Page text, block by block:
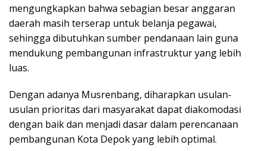
mengungkapkan bahwa sebagian besar anggaran
daerah masih terserap untuk belanja pegawai,
sehingga dibutuhkan sumber pendanaan lain guna
mendukung pembangunan infrastruktur yang lebih
luas.
Dengan adanya Musrenbang, diharapkan usulan-
usulan prioritas dari masyarakat dapat diakomodasi
dengan baik dan menjadi dasar dalam perencanaan
pembangunan Kota Depok yang lebih optimal.